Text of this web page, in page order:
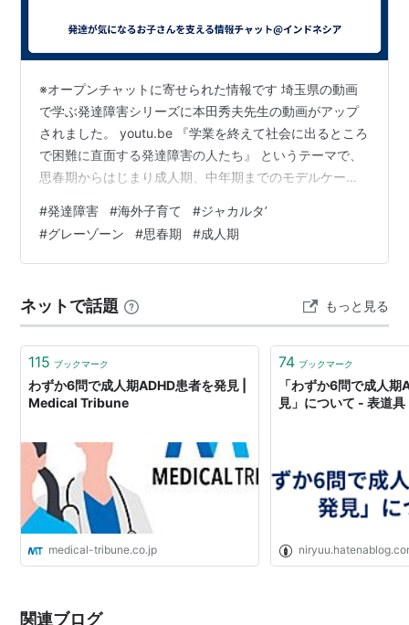
※オープンチャットに寄せられた情報です 埼玉県の動画
で学ぶ発達障害シリーズに本田秀夫先生の動画がアップ
されました。 youtu.be 『学業を終えて社会に出るところ
で困難に直面する発達障害の人たち』 というテーマで、
思春期からはじまり成人期、中年期までのモデルケース
ーゾーンの考え方、診断の考え方 どうもいろいろモヤモ
ヤしていたのですが、 動画始めの方で説明されており、
今までのいろいろ読んだり見たりしてきた１年間でした
は是非ご覧ください～。
#発達障害 #海外子育て #ジャカルタ’
#グレーゾーン #思春期 #成人期
ネットで話題 もっと見る
115 ブックマーク
わずか6問で成人期ADHD患者を発見 |
Medical Tribune
medical-tribune.co.jp
74 ブックマーク
「わずか6問で成人
見」について - 表道具
関連ブログ